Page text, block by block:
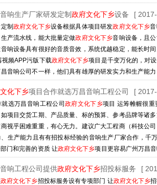
音响行业市场为导向、以实际用户为中心，生产高品
Article/gzwtyxcj15_1.html
响生产厂家研发定制政府文化下乡设备 [
制 政府文化下乡设备根据具体项目研发政府文化下乡
产流水线，能大批量定做政府文化下乡音响设备，且
响设备具有很好的音质音效，系统优越稳定，能长时
频APP污版下载政府文化下乡项目是千变万化的，对
音响公司不一样，他们具有雄厚的研发实力和生产能
Article/gzyxsccjyf_1.html
化下乡项目合作就选万昌音响工程公司 [
选万昌音响工程公司 政府文化下乡项目 运筹帷幄很重
项目交货工期、产品质量、标的预算、参考品牌等诸
视乎困难重重，有心无力。建议广大工程商（科技公
生产能力且有有招投标经验的音响生产厂家合作，千
门和完善的资质 让政府文化下乡项目更容易广州万昌
Article/zfwhxxxmhz_1.html
响工程公司提供政府文化下乡招投标服务 [
政府文化下乡招投标服务设有专项部门 让政府文化下乡